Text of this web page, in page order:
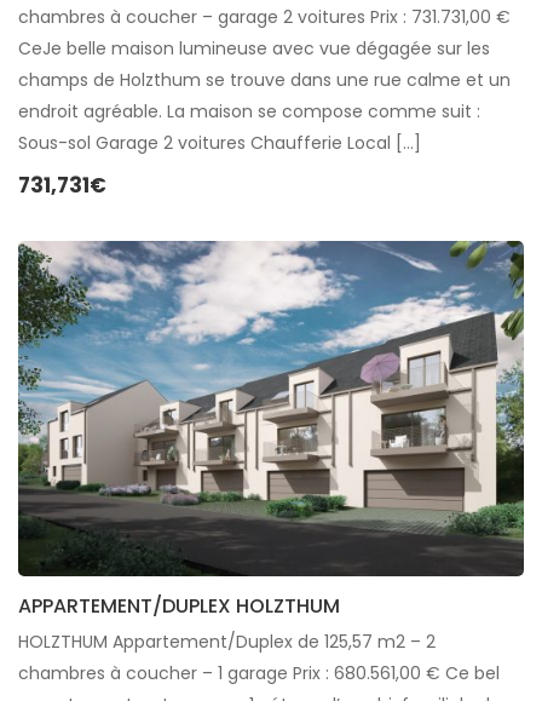
chambres à coucher – garage 2 voitures Prix : 731.731,00 €
CeJe belle maison lumineuse avec vue dégagée sur les
champs de Holzthum se trouve dans une rue calme et un
endroit agréable. La maison se compose comme suit :
Sous-sol Garage 2 voitures Chaufferie Local […]
731,731€
APPARTEMENT/DUPLEX HOLZTHUM
HOLZTHUM Appartement/Duplex de 125,57 m2 – 2
chambres à coucher – 1 garage Prix : 680.561,00 € Ce bel